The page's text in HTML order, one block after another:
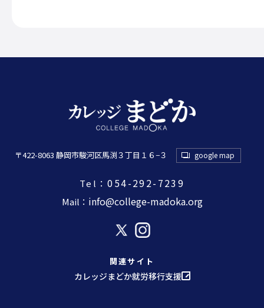
〒422-8063 静岡市駿河区馬渕３丁目１６−３ google map
Tel：054-292-7239
Mail： info@college-madoka.org
関連サイト
カレッジまどか就労移行支援